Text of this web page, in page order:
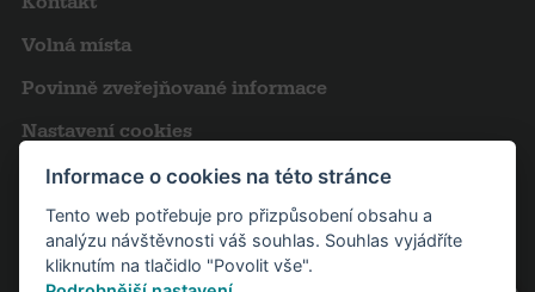
Volná místa
Povinně zveřejňované informace
Nastavení cookies
Obchodní podmínky
Výroční zprávy
Pro novináře
Informace o cookies na této stránce
Tento web potřebuje pro přizpůsobení obsahu a
analýzu návštěvnosti váš souhlas. Souhlas vyjádříte
kliknutím na tlačidlo "Povolit vše".